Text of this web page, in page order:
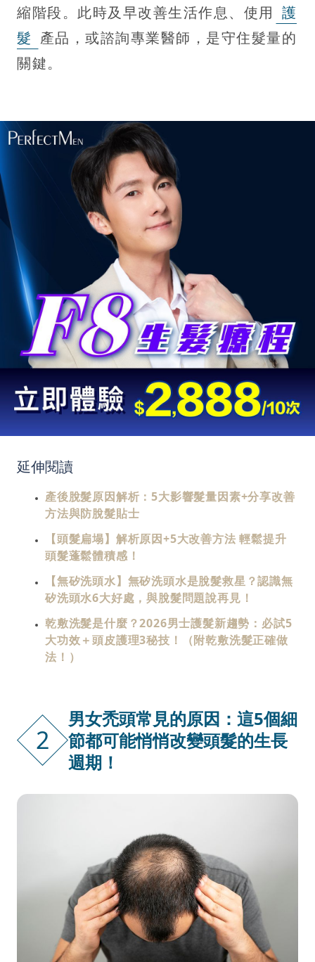
縮階段。此時及早改善生活作息、使用 護
髮 產品，或諮詢專業醫師，是守住髮量的
關鍵。
延伸閱讀
產後脫髮原因解析：5大影響髮量因素+分享改善
方法與防脫髮貼士
【頭髮扁塌】解析原因+5大改善方法 輕鬆提升
頭髮蓬鬆體積感！
【無矽洗頭水】無矽洗頭水是脫髮救星？認識無
矽洗頭水6大好處，與脫髮問題說再見！
乾敷洗髮是什麼？2026男士護髮新趨勢：必試5
大功效＋頭皮護理3秘技！（附乾敷洗髮正確做
法！）
2
男女禿頭常見的原因：這5個細
節都可能悄悄改變頭髮的生長
週期！